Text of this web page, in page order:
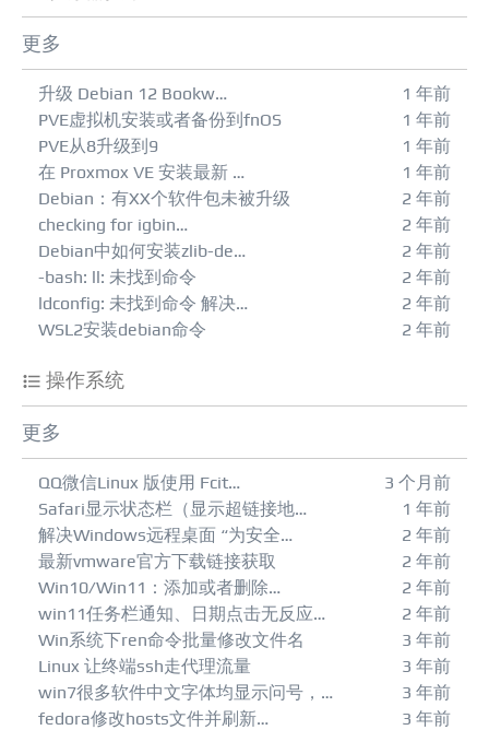
更多
升级 Debian 12 Bookw…
1 年前
PVE虚拟机安装或者备份到fnOS
1 年前
PVE从8升级到9
1 年前
在 Proxmox VE 安装最新 …
1 年前
Debian：有XX个软件包未被升级
2 年前
checking for igbin…
2 年前
Debian中如何安装zlib-de…
2 年前
-bash: ll: 未找到命令
2 年前
ldconfig: 未找到命令 解决…
2 年前
WSL2安装debian命令
2 年前
操作系统
更多
QQ微信Linux 版使用 Fcit…
3 个月前
Safari显示状态栏（显示超链接地…
1 年前
解决Windows远程桌面 “为安全…
2 年前
最新vmware官方下载链接获取
2 年前
Win10/Win11：添加或者删除…
2 年前
win11任务栏通知、日期点击无反应…
2 年前
Win系统下ren命令批量修改文件名
3 年前
Linux 让终端ssh走代理流量
3 年前
win7很多软件中文字体均显示问号，…
3 年前
fedora修改hosts文件并刷新…
3 年前